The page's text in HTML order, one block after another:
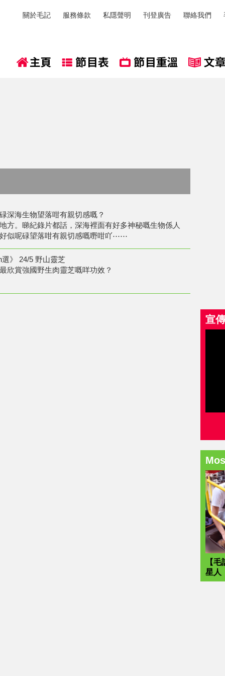
關於毛記 服務條款 私隱聲明 刊登廣告 聯絡我們
深海生物望落咁有親切感嘅？
方。睇紀錄片都話，深海裡面有好多神秘嘅生物係人
似呢碌望落咁有親切感嘅嘢咁吖⋯⋯
》 24/5 野山靈芝
欣賞強國野生肉靈芝嘅咩功效？
宣
【
星人